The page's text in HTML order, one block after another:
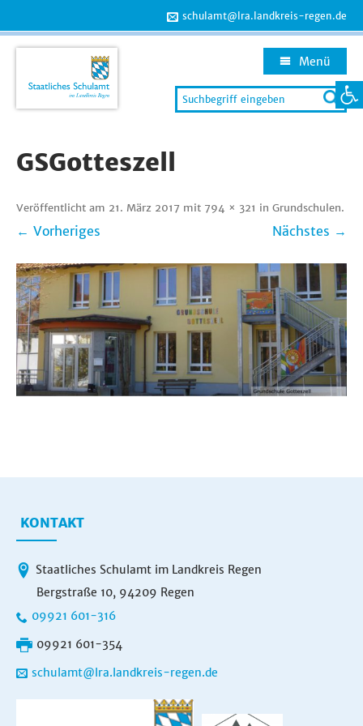
schulamt@lra.landkreis-regen.de
Search
for:
Menü
springen
GSGotteszell
Veröffentlicht am 21. März 2017 mit 794 × 321 in Grundschulen.
← Vorheriges Nächstes →
KONTAKT
Staatliches Schulamt im Landkreis Regen
Bergstraße 10, 94209 Regen
09921 601-316
09921 601-354
schulamt@lra.landkreis-regen.de